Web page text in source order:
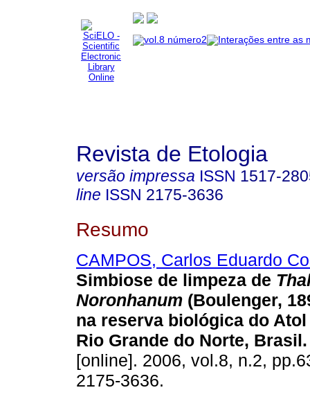
Revista de Etologia
versão impressa ISSN 1517-
line ISSN 2175-3636
Resumo
CAMPOS, Carlos Eduardo
Simbiose de limpeza de
Noronhanum (Boulenger,
na reserva biológica do
Rio Grande do Norte, Brasil.
[online]. 2006, vol.8, n.2,
2175-3636.